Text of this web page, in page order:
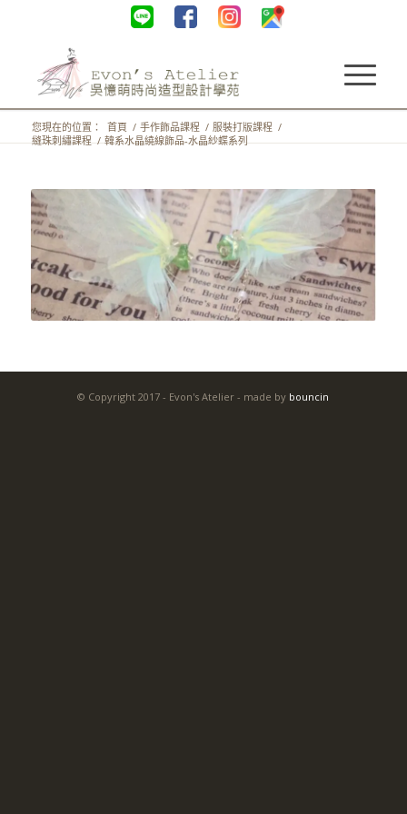
您現在的位置： 首頁 / 手作飾品課程 / 服裝打版課程 /
縫珠刺繡課程 / 韓系水晶繞線飾品-水晶紗蝶系列
© Copyright 2017 - Evon's Atelier - made by bouncin